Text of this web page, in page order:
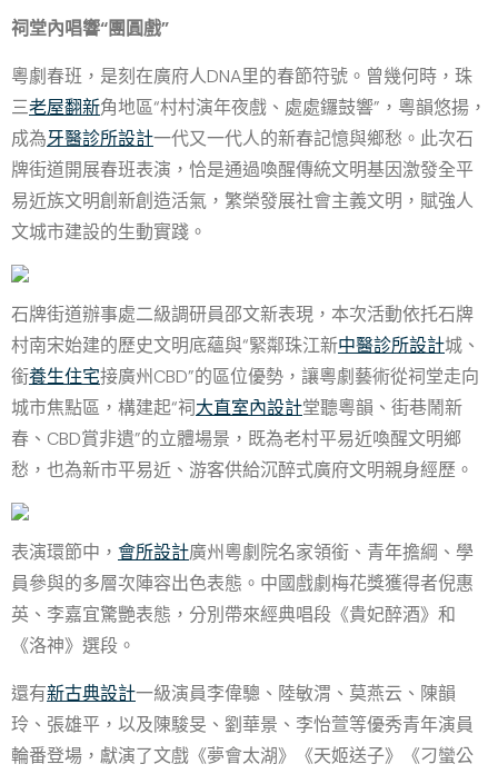
祠堂內唱響“團 圓戲”
粵劇春班，是刻在廣府人DNA里的春節符號。曾幾何時，珠
三老屋翻新角地區“村村演年夜戲、處處鑼鼓響”，粵韻悠揚，
成為牙醫診所設計一代又一代人的新春記憶與鄉愁。此次石
牌街道開展春班表演，恰是通過喚醒傳統文明基因激發全平
易近族文明創新創造活氣，繁榮發展社會主義文明，賦強人
文城市建設的生動實踐。
石牌街道辦事處二級調研員邵文新表現，本次活動依托石牌
村南宋始建的歷史文明底蘊與“緊鄰珠江新中醫診所設計城、
銜養生住宅接廣州CBD”的區位優勢，讓粵劇藝術從祠堂走向
城市焦點區，構建起“祠大直室內設計堂聽粵韻、街巷鬧新
春、CBD賞非遺”的立體場景，既為老村平易近喚醒文明鄉
愁，也為新市平易近、游客供給沉醉式廣府文明親身經歷。
表演環節中， 會所設計廣州粵劇院名家領銜、青年擔綱、學
員參與的多層次陣容出色表態。中國戲劇梅花獎獲得者倪惠
英、李嘉宜驚艷表態，分別帶來經典唱段《貴妃醉酒》和
《洛神》選段。
還有新古典設計一級演員李偉驄、陸敏渭、莫燕云、陳韻
玲、張雄平，以及陳駿旻、劉華景、李怡萱等優秀青年演員
輪番登場，獻演了文戲《夢會太湖》《天姬送子》《刁蠻公